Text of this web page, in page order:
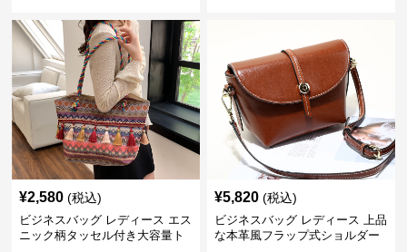
¥2,580 (税込)
ビジネスバッグ レディース エス
ニック柄タッセル付き大容量ト
¥5,820 (税込)
ビジネスバッグ レディース 上品
な本革風フラップ式ショルダー